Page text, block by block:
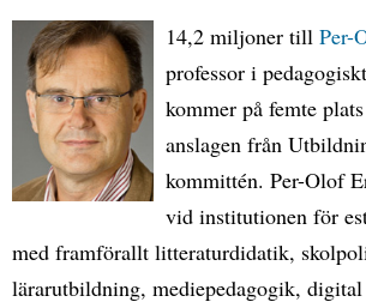
14,2 miljoner tillPer-
professor i
kommer på femte
anslagen från
kommittén. Per-Olof
vid institutionen för
med framförallt litteraturdidatik,
lärarutbildning, mediepedagogik,